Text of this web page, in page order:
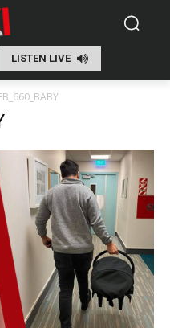
LISTEN LIVE